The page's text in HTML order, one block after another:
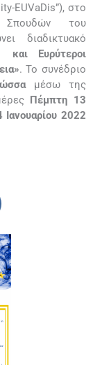
EUVaDis”), στο
του
διαδικτυακό
και Ευρύτεροι
. Το συνέδριο
μέσω της
Πέμπτη 13
2022